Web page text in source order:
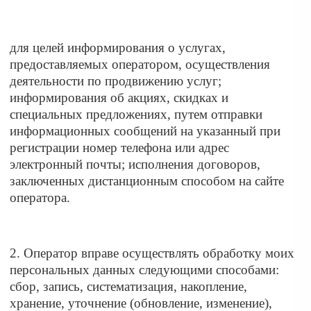
для целей информирования о услугах,
предоставляемых оператором, осуществления
деятельности по продвижению услуг;
информирования об акциях, скидках и
специальных предложениях, путем отправки
информационных сообщений на указанный при
регистрации номер телефона или адрес
электронный почты; исполнения договоров,
заключенных дистанционным способом на сайте
оператора.
2. Оператор вправе осуществлять обработку моих
персональных данных следующими способами:
сбор, запись, систематизация, накопление,
хранение, уточнение (обновление, изменение),